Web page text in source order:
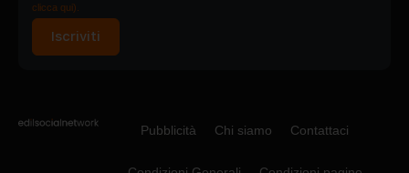
clicca qui).
Iscriviti
Pubblicità Chi siamo Contattaci